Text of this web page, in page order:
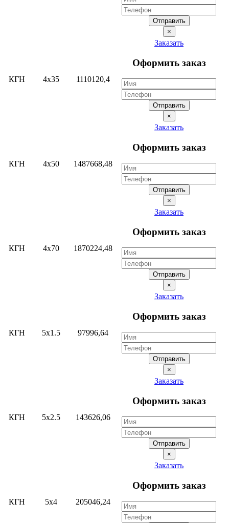
Отправить
×
КГН 4х35 1110120,4
Заказать
Оформить заказ
Отправить
×
КГН 4х50 1487668,48
Заказать
Оформить заказ
Отправить
×
КГН 4х70 1870224,48
Заказать
Оформить заказ
Отправить
×
КГН 5х1.5 97996,64
Заказать
Оформить заказ
Отправить
×
КГН 5х2.5 143626,06
Заказать
Оформить заказ
Отправить
×
КГН 5х4 205046,24
Заказать
Оформить заказ